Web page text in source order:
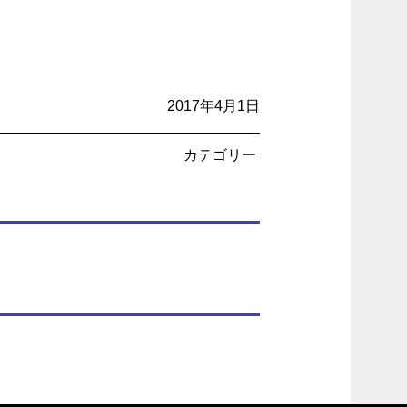
2017年4月1日
カテゴリー